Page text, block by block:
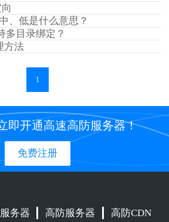
、低是什么意思？
多目录绑定？
方法
1
即开通高速高防服务器！
免费注册
务器 高防服务器 高防CDN